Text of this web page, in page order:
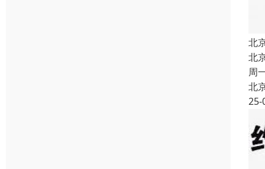
北
北
周
北
25-